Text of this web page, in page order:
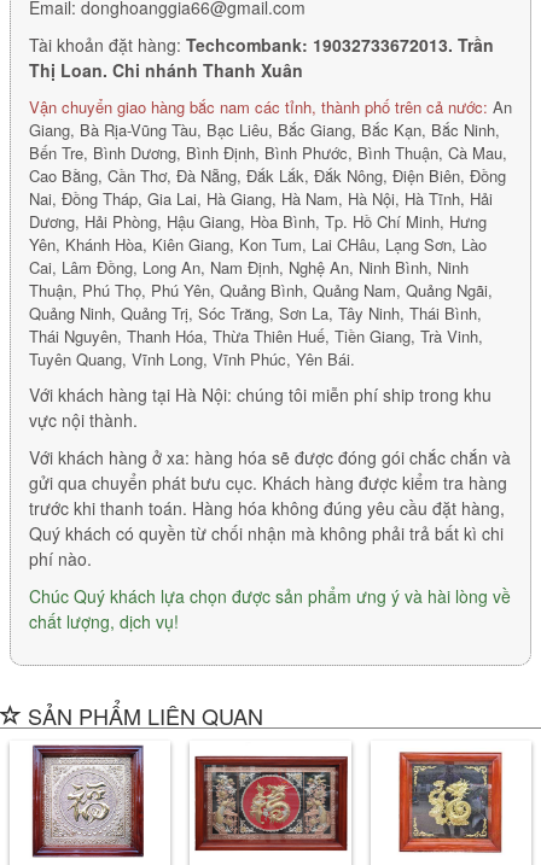
Email: donghoanggia66@gmail.com
Tài khoản đặt hàng: Techcombank: 19032733672013. Trần
Thị Loan. Chi nhánh Thanh Xuân
Vận chuyển giao hàng bắc nam các tỉnh, thành phố trên cả nước: An
Giang, Bà Rịa-Vũng Tàu, Bạc Liêu, Bắc Giang, Bắc Kạn, Bắc Ninh,
Bến Tre, Bình Dương, Bình Định, Bình Phước, Bình Thuận, Cà Mau,
Cao Bằng, Cần Thơ, Đà Nẵng, Đắk Lắk, Đắk Nông, Điện Biên, Đồng
Nai, Đồng Tháp, Gia Lai, Hà Giang, Hà Nam, Hà Nội, Hà Tĩnh, Hải
Dương, Hải Phòng, Hậu Giang, Hòa Bình, Tp. Hồ Chí Minh, Hưng
Yên, Khánh Hòa, Kiên Giang, Kon Tum, Lai CHâu, Lạng Sơn, Lào
Cai, Lâm Đồng, Long An, Nam Định, Nghệ An, Ninh Bình, Ninh
Thuận, Phú Thọ, Phú Yên, Quảng Bình, Quảng Nam, Quảng Ngãi,
Quảng Ninh, Quảng Trị, Sóc Trăng, Sơn La, Tây Ninh, Thái Bình,
Thái Nguyên, Thanh Hóa, Thừa Thiên Huế, Tiền Giang, Trà Vinh,
Tuyên Quang, Vĩnh Long, Vĩnh Phúc, Yên Bái.
Với khách hàng tại Hà Nội: chúng tôi miễn phí ship trong khu
vực nội thành.
Với khách hàng ở xa: hàng hóa sẽ được đóng gói chắc chắn và
gửi qua chuyển phát bưu cục. Khách hàng được kiểm tra hàng
trước khi thanh toán. Hàng hóa không đúng yêu cầu đặt hàng,
Quý khách có quyền từ chối nhận mà không phải trả bất kì chi
phí nào.
Chúc Quý khách lựa chọn được sản phẩm ưng ý và hài lòng về
chất lượng, dịch vụ!
SẢN PHẨM LIÊN QUAN